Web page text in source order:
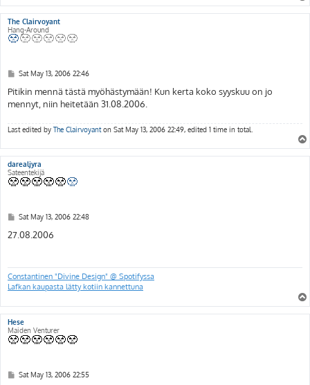
The Clairvoyant
Hang-Around
P
s
t
Sat May 13, 2006 22:46
Pitikin mennä tästä myöhästymään! Kun kerta koko syyskuu on jo
mennyt, niin heitetään 31.08.2006.
Last edited by The Clairvoyanton Sat May 13, 2006 22:49, edited 1 time in total.
darealjyra
Sateentekijä
P
s
Sat May 13, 2006 22:48
27.08.2006
Constantinen "Divine Design" @ Spotifyssa
Lafkan kaupasta lätty kotiin kannettuna
Hese
Maiden Venturer
PSat May 13, 2006 22:55